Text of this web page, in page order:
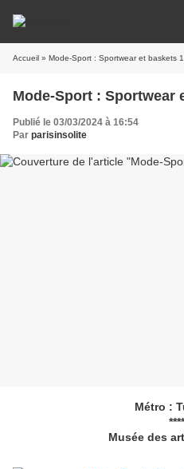
Accueil » Mode-Sport : Sportwear et baskets
Mode-Sport : Sportwear
Publié le 03/03/2024 à 16:54
Par parisinsolite
Métro :
Musée des